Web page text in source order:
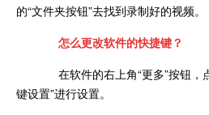
的“文件夹按钮”去找到录制好的视频。
怎么更改软件的快捷键？
在软件的右上角“更多”按钮，
键设置”进行设置。